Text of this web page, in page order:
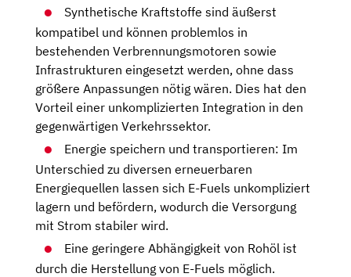
Synthetische Kraftstoffe sind äußerst
kompatibel und können problemlos in
bestehenden Verbrennungsmotoren sowie
Infrastrukturen eingesetzt werden, ohne dass
größere Anpassungen nötig wären. Dies hat den
Vorteil einer unkomplizierten Integration in den
gegenwärtigen Verkehrssektor.
Energie speichern und transportieren: Im
Unterschied zu diversen erneuerbaren
Energiequellen lassen sich E-Fuels unkompliziert
lagern und befördern, wodurch die Versorgung
mit Strom stabiler wird.
Eine geringere Abhängigkeit von Rohöl ist
durch die Herstellung von E-Fuels möglich.